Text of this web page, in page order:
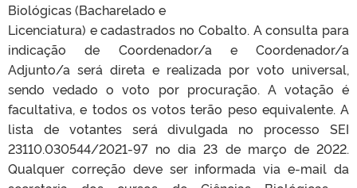
Biológicas (Bacharelado e
Licenciatura) e cadastrados no Cobalto. A consulta para
indicação de Coordenador/a e Coordenador/a
Adjunto/a será direta e realizada por voto universal,
sendo vedado o voto por procuração. A votação é
facultativa, e todos os votos terão peso equivalente. A
lista de votantes será divulgada no processo SEI
23110.030544/2021-97 no dia 23 de março de 2022.
Qualquer correção deve ser informada via e-mail da